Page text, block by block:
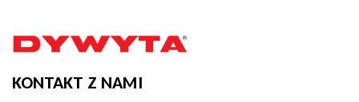
KONTAKT Z NAMI